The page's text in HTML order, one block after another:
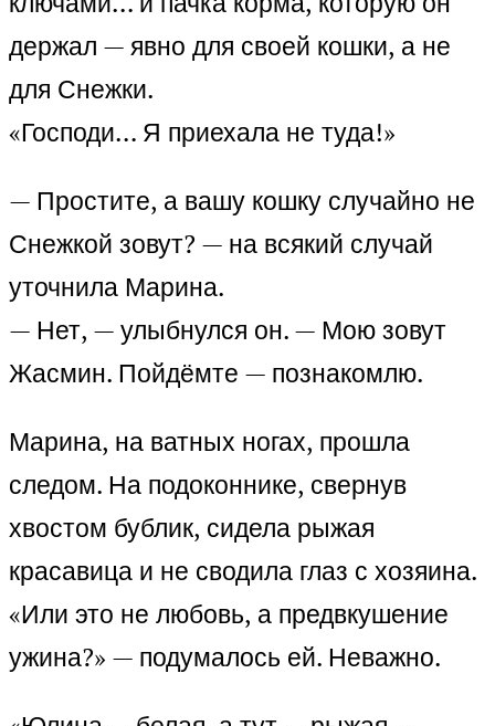
держал — явно для своей кошки, а не
для Снежки.
«Господи… Я приехала не туда!»
— Простите, а вашу кошку случайно не
Снежкой зовут? — на всякий случай
уточнила Марина.
— Нет, — улыбнулся он. — Мою зовут
Жасмин. Пойдёмте — познакомлю.
Марина, на ватных ногах, прошла
следом. На подоконнике, свернув
хвостом бублик, сидела рыжая
красавица и не сводила глаз с хозяина.
«Или это не любовь, а предвкушение
ужина?» — подумалось ей. Неважно.